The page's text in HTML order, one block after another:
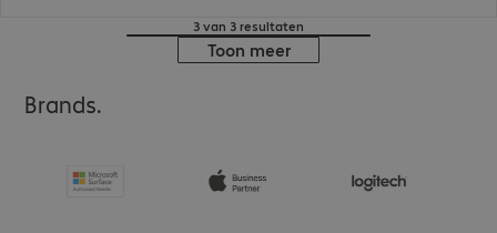
3 van 3 resultaten
Toon meer
Brands.